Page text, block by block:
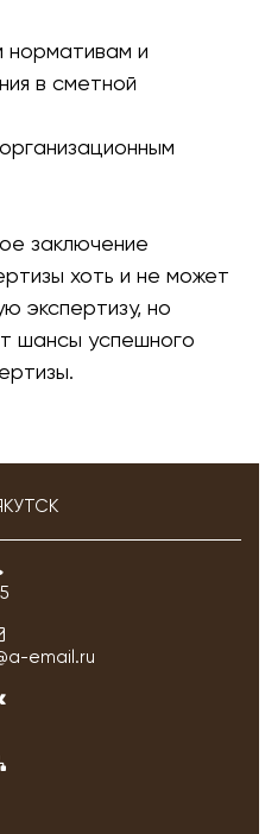
и
в сметной
заключение
хоть и не может
экспертизу, но
шансы успешного
email.ru